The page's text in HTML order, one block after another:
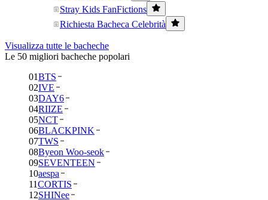
Stray Kids FanFictions
Richiesta Bacheca Celebrità
Visualizza tutte le bacheche
Le 50 migliori bacheche popolari
01BTS
02IVE
03DAY6
04RIIZE
05NCT
06BLACKPINK
07TWS
08Byeon Woo-seok
09SEVENTEEN
10aespa
11CORTIS
12SHINee